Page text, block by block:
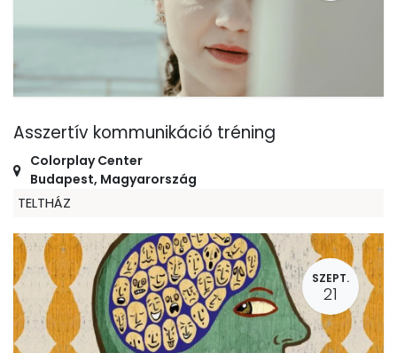
Asszertív kommunikáció tréning
Colorplay Center
Budapest, Magyarország
TELTHÁZ
SZEPT.
21